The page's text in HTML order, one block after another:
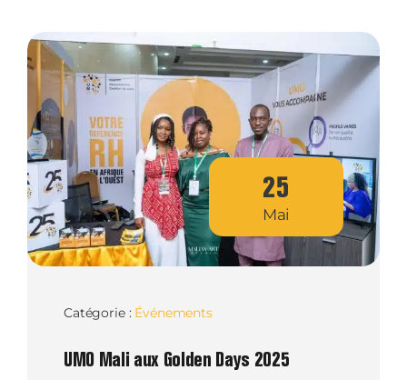
25
Mai
Catégorie : Événements
UMO Mali aux Golden Days 2025